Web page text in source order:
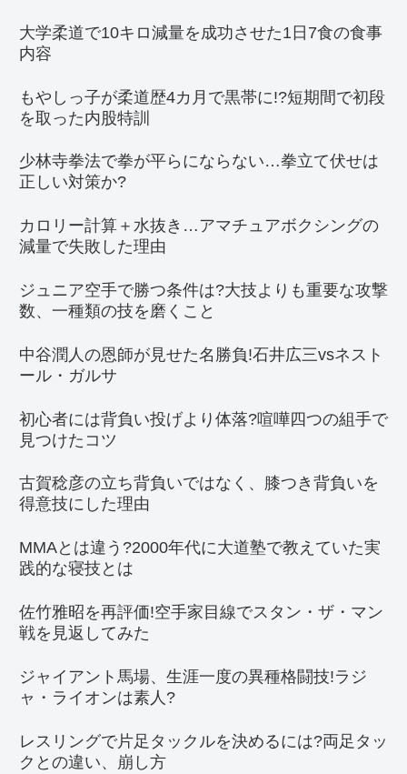
大学柔道で10キロ減量を成功させた1日7食の食事
内容
もやしっ子が柔道歴4カ月で黒帯に!?短期間で初段
を取った内股特訓
少林寺拳法で拳が平らにならない…拳立て伏せは
正しい対策か?
カロリー計算＋水抜き…アマチュアボクシングの
減量で失敗した理由
ジュニア空手で勝つ条件は?大技よりも重要な攻撃
数、一種類の技を磨くこと
中谷潤人の恩師が見せた名勝負!石井広三vsネスト
ール・ガルサ
初心者には背負い投げより体落?喧嘩四つの組手で
見つけたコツ
古賀稔彦の立ち背負いではなく、膝つき背負いを
得意技にした理由
MMAとは違う?2000年代に大道塾で教えていた実
践的な寝技とは
佐竹雅昭を再評価!空手家目線でスタン・ザ・マン
戦を見返してみた
ジャイアント馬場、生涯一度の異種格闘技!ラジ
ャ・ライオンは素人?
レスリングで片足タックルを決めるには?両足タッ
クとの違い、崩し方